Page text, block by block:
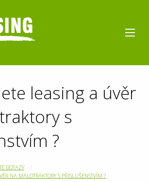
leasing a úvěr
s
?
DOTAZY
NA MALOTRAKTORY S PŘÍSLUŠENSTVÍM ?